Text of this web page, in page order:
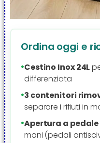
Ordina oggi e
•Cestino Inox 24L
differenziata
•3 contenitori
separare i rifiuti in
•Apertura a pedale
mani (pedali